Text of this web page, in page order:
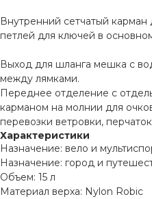
Внутренний сетчатый
петлей для ключей в
Выход для шланга мешка с
между лямками.
Переднее отделение с
карманом на молнии для
перевозки ветровки,
Характеристики
Назначение: вело и
Назначение: город и
Объем: 15 л
Материал верха: Nylon Robic